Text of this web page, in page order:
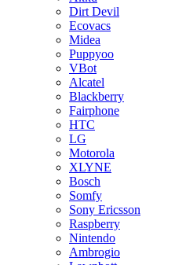
Dirt Devil
Ecovacs
Midea
Puppyoo
VBot
Alcatel
Blackberry
Fairphone
HTC
LG
Motorola
XLYNE
Bosch
Somfy
Sony Ericsson
Raspberry
Nintendo
Ambrogio